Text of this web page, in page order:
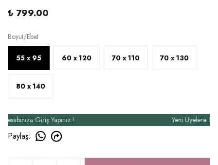
₺ 799.00
Boyut/Ebat
55 x 95 60 x 120 70 x 110 70 x 130
80 x 140
Giriş Yapınız.! Yeni Üyelere Özel
Paylaş: